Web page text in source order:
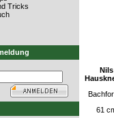
Tricks
Nils
61